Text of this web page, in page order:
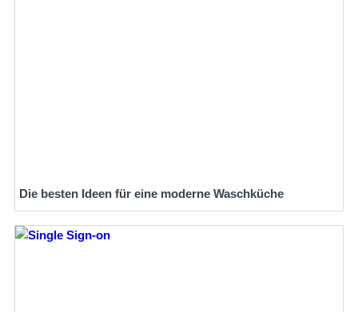
Die besten Ideen für eine moderne Waschküche